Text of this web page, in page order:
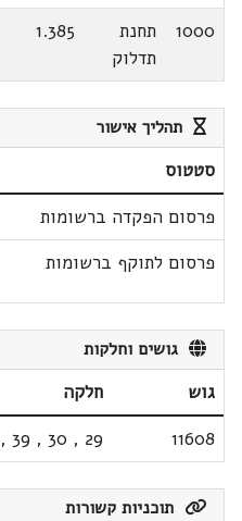
1000
תחנת
תדלוק
1.385
תהליך אישור
סטטוס
פרסום הפקדה ברשומות
פרסום לתוקף ברשומות
גושים וחלקות
גוש
חלקה
11608
29
,
30
,
39
,
תוכניות קשורות